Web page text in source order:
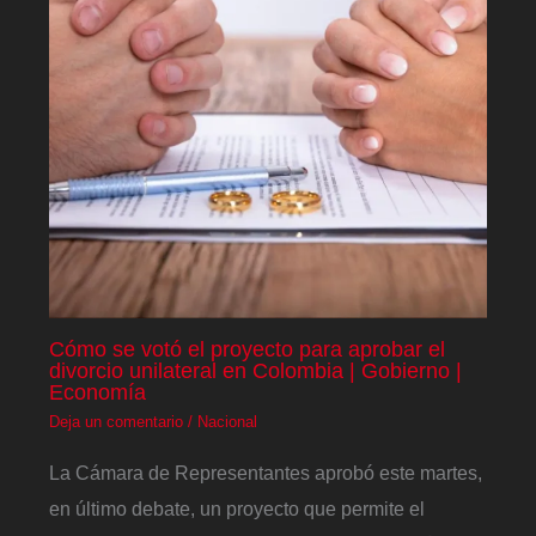
Cómo se votó el proyecto para aprobar el
divorcio unilateral en Colombia | Gobierno |
Economía
Deja un comentario / Nacional
La Cámara de Representantes aprobó este martes,
en último debate, un proyecto que permite el